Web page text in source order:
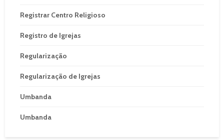
Registrar Centro Religioso
Registro de Igrejas
Regularização
Regularização de Igrejas
Umbanda
Umbanda